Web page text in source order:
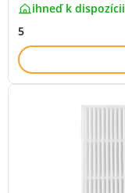
ihneď k dispozícii
5